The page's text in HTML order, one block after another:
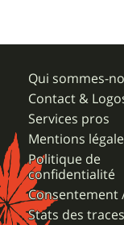
Qui sommes-
Contact &
Services pros
Mentions
Politique de
confidentialité
Consentement
Stats des